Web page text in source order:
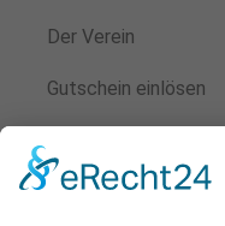
Der Verein
Gutschein einlösen
Kontakt